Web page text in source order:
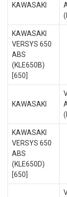
KAWASAKI
KAWASAKI
VERSYS 650
ABS
(KLE650B)
[650]
KAWASAKI
KAWASAKI
VERSYS 650
ABS
(KLE650D)
[650]